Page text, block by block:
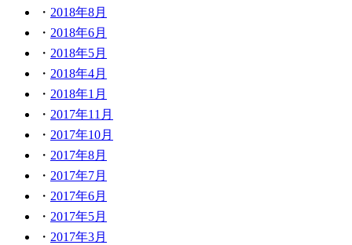
2018年8月
2018年6月
2018年5月
2018年4月
2018年1月
2017年11月
2017年10月
2017年8月
2017年7月
2017年6月
2017年5月
2017年3月